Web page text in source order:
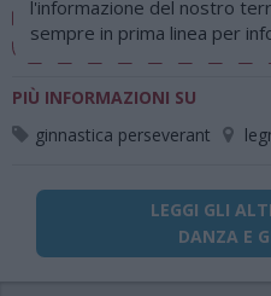
l'informazione del nostro
sempre in prima linea per
PIÙ INFORMAZIONI SU
ginnastica perseverant
LEGGI GLI
DANZA E